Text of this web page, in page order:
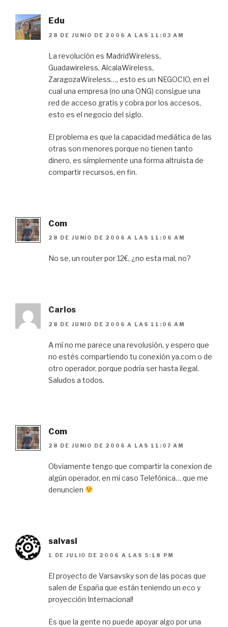
Edu
28 DE JUNIO DE 2006 A LAS 11:03 AM
La revolución es MadridWireless,
Guadawireless, AlcalaWireless,
ZaragozaWireless…, esto es un NEGOCIO, en el
cual una empresa (no una ONG) consigue una
red de acceso gratis y cobra por los accesos,
esto es el negocio del siglo.
El problema es que la capacidad mediática de las
otras son menores porque no tienen tanto
dinero, es símplemente una forma altruista de
compartir recursos, en fin.
Com
28 DE JUNIO DE 2006 A LAS 11:06 AM
No se, un router por 12€, ¿no esta mal, no?
Carlos
28 DE JUNIO DE 2006 A LAS 11:06 AM
A mí no me parece una revolusión, y espero que
no estés compartiendo tu conexión ya.com o de
otro operador, porque podría ser hasta ilegal.
Saludos a todos.
Com
28 DE JUNIO DE 2006 A LAS 11:07 AM
Obviamente tengo que compartir la conexion de
algún operador, en mi caso Telefónica… que me
denuncien
salvasi
1 DE JULIO DE 2006 A LAS 5:18 PM
El proyecto de Varsavsky son de las pocas que
salen de España que están teniendo un eco y
proyección Internacional!
Es que la gente no puede apoyar algo por una